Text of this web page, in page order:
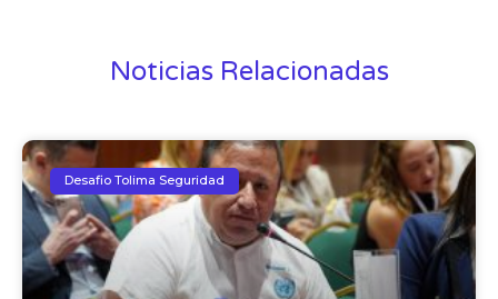
Noticias Relacionadas
Desafio Tolima Seguridad